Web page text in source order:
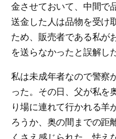
金させておいて、中間で
送金した人は品物を受け
ため、販売者である私が
を送らなかったと誤解し
私は未成年者なので警察
った。その日、父が私を
り場に連れて行かれる羊
ろうか、奥の間までの距